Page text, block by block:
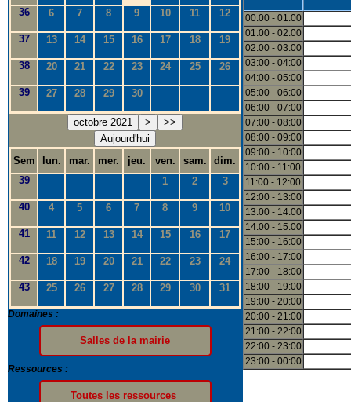
36 6 7 8 9 10 11 12
37 13 14 15 16 17 18 19
38 20 21 22 23 24 25 26
39 27 28 29 30
octobre 2021 >
>>
Aujourd'hui
Sem
lun. mar. mer. jeu. ven. sam.
dim.
39
1 2 3
40 4 5 6 7 8 9 10
41 11 12 13 14 15 16 17
42 18 19 20 21 22 23 24
43 25 26 27 28 29 30 31
Domaines :
Ressources :
00:00 - 01:00
01:00 - 02:00
02:00 - 03:00
03:00 - 04:00
04:00 - 05:00
05:00 - 06:00
06:00 - 07:00
07:00 - 08:00
08:00 - 09:00
09:00 - 10:00
10:00 - 11:00
11:00 - 12:00
12:00 - 13:00
13:00 - 14:00
14:00 - 15:00
15:00 - 16:00
16:00 - 17:00
17:00 - 18:00
18:00 - 19:00
19:00 - 20:00
20:00 - 21:00
21:00 - 22:00
22:00 - 23:00
23:00 - 00:00